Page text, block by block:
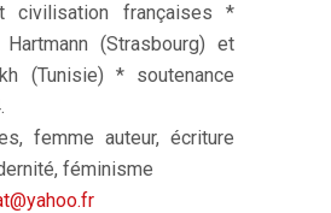
civilisation françaises *
(Strasbourg) et
(Tunisie) * soutenance
femme auteur, écriture
féminisme